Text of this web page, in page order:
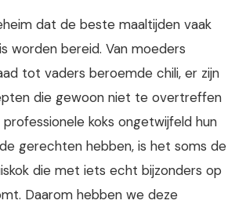
dat de beste maaltijden vaak
worden bereid. Van moeders
tot vaders beroemde chili, er zijn
die gewoon niet te overtreffen
professionele koks ongetwijfeld hun
gerechten hebben, is het soms de
die met iets echt bijzonders op
Daarom hebben we deze